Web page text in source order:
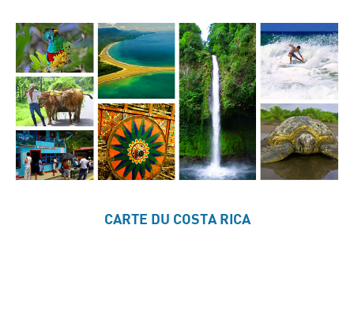
CARTE DU COSTA RICA